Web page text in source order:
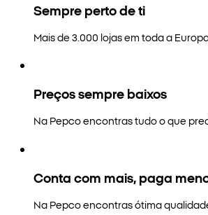
Sempre perto de ti
Mais de 3.000 lojas em toda a
Preços sempre baixos
Na Pepco encontras tudo o que
Conta com mais, paga
Na Pepco encontras ótima